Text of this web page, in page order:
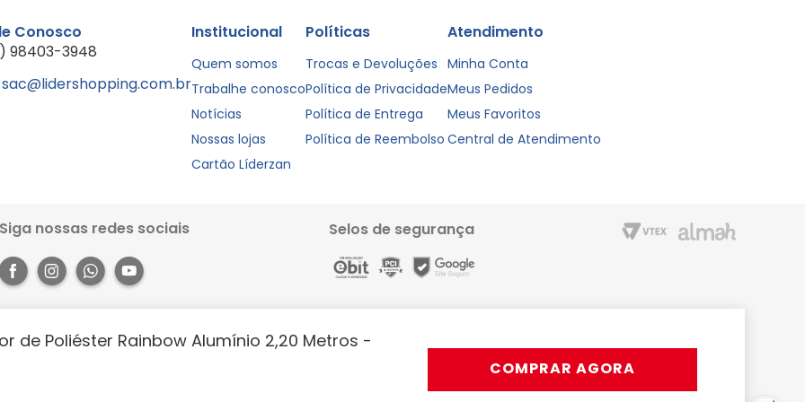
de Poliéster Rainbow Alumínio 2,20 Metros -
COMPRAR AGORA
Conosco
98403-3948
sac@lidershopping.com.br
Institucional
Quem somos
Trabalhe conosco
Notícias
Nossas lojas
Cartão Líderzan
Políticas
Trocas e Devoluções
Política de Privacidade
Política de Entrega
Política de Reembolso
Atendimento
Minha Conta
Meus Pedidos
Meus Favoritos
Central de Atendimento
Siga nossas redes sociais Selos de segurança
dos Pariquis, 1056 - Jurunas, Belém - PA, 66033-590. Site 100% seguro, com entrega rápida e condições especiais para o Cartão Liderzan.
e muito mais. Aproveite a agilidade, praticidade e comodidade que o Líder Shopping proporciona. Acesse o site ou o App